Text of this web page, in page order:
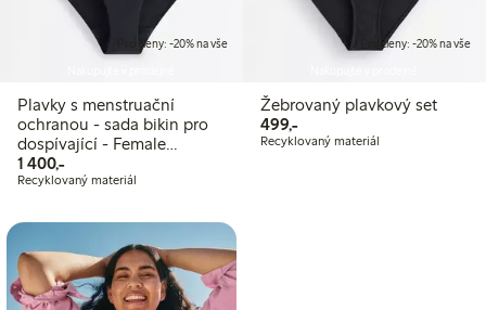
Pro členy: -20% na vše
Plavky s menstruační
ochranou - sada bikin pro
dospívající - Female
Engineering
1 400,-1 400,00 Kč
Recyklovaný materiál
Pro členy: -20% na vše
Žebrovaný plavkový set
499,-499,00 Kč
Recyklovaný materiál